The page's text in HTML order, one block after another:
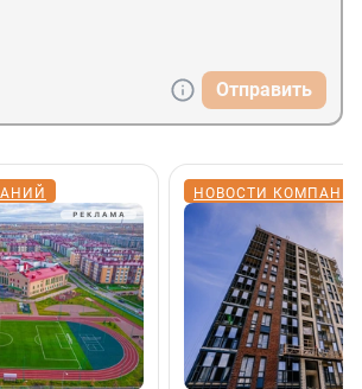
Отправить
НОВОСТИ